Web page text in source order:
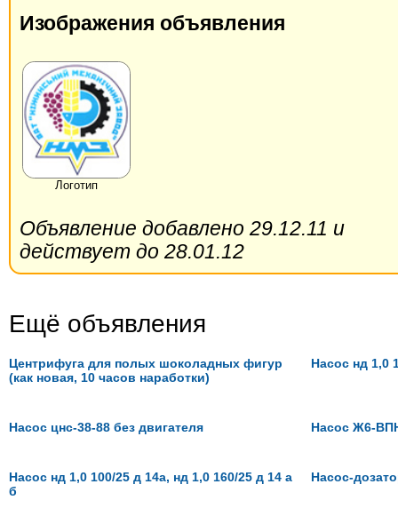
Изображения объявления
Логотип
Объявление добавлено 29.12.11 и
действует до 28.01.12
Ещё объявления
Центрифуга для полых шоколадных фигур
(как новая, 10 часов наработки)
Насос нд 1,0
Насос цнс-38-88 без двигателя Насос Ж6-
Насос нд 1,0 100/25 д 14а, нд 1,0 160/25 д 14 а
б
Насос-